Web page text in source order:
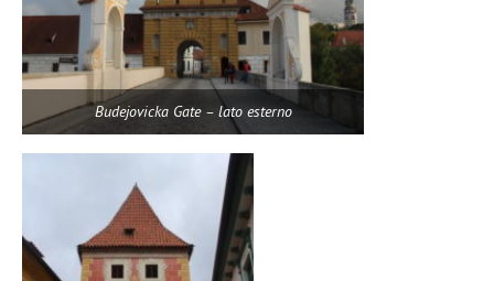
Budejovicka Gate – lato esterno